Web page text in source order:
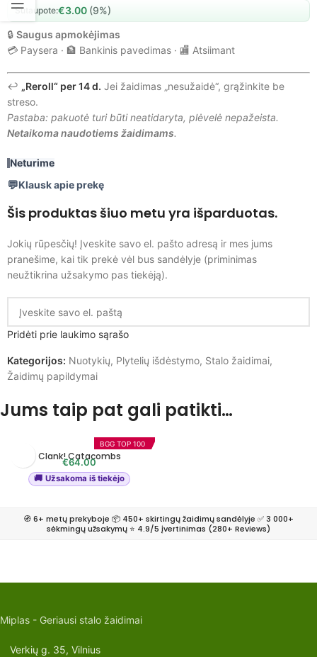
Sutaupote:€3.00 (9%)
🔒 Saugus apmokėjimas
💳 Paysera · 🏦 Bankinis pavedimas · 🏬 Atsiimant
↩️ „Reroll“ per 14 d. Jei žaidimas „nesužaidė“, grąžinkite be
streso.
Pastaba: pakuotė turi būti neatidaryta, plėvelė nepažeista.
Netaikoma naudotiems žaidimams.
Neturime
Klausk apie prekę
Šis produktas šiuo metu yra išparduotas.
Jokių rūpesčių! Įveskite savo el. pašto adresą ir mes jums
pranešime, kai tik prekė vėl bus sandėlyje (priminimas
neužtikrina užsakymo pas tiekėją).
Pridėti prie laukimo sąrašo
Kategorijos: Nuotykių, Plytelių išdėstymo, Stalo žaidimai,
Žaidimų papildymai
Jums taip pat gali patikti…
BGG TOP 100
Clank! Catacombs
€64.00
Užsakoma iš tiekėjo
🧭 6+ metų prekyboje 📦 450+ skirtingų žaidimų sandėlyje ✅ 3 000+
sėkmingų užsakymų ⭐ 4.9/5 įvertinimas (280+ Reviews)
Miplas - Geriausi stalo žaidimai
Verkių g. 35, Vilnius